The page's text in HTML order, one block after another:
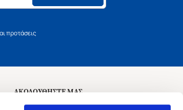
προτάσεις
ΑΚΟΛΟΥΘΗΣΤΕ ΜΑΣ